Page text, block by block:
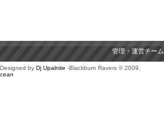
管理・運営チーム
by Dj Upalnite -Blackburn Ravers © 2009.